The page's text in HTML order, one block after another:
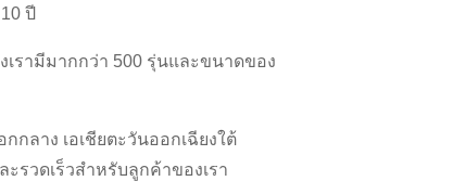
ปี
รามีมากกว่า 500 รุ่นและขนาดของ
กลาง เอเชียตะวันออกเฉียงใต้
รวดเร็วสำหรับลูกค้าของเรา